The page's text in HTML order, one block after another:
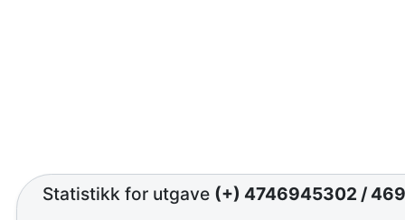
Statistikk for utgave (+) 4746945302 /